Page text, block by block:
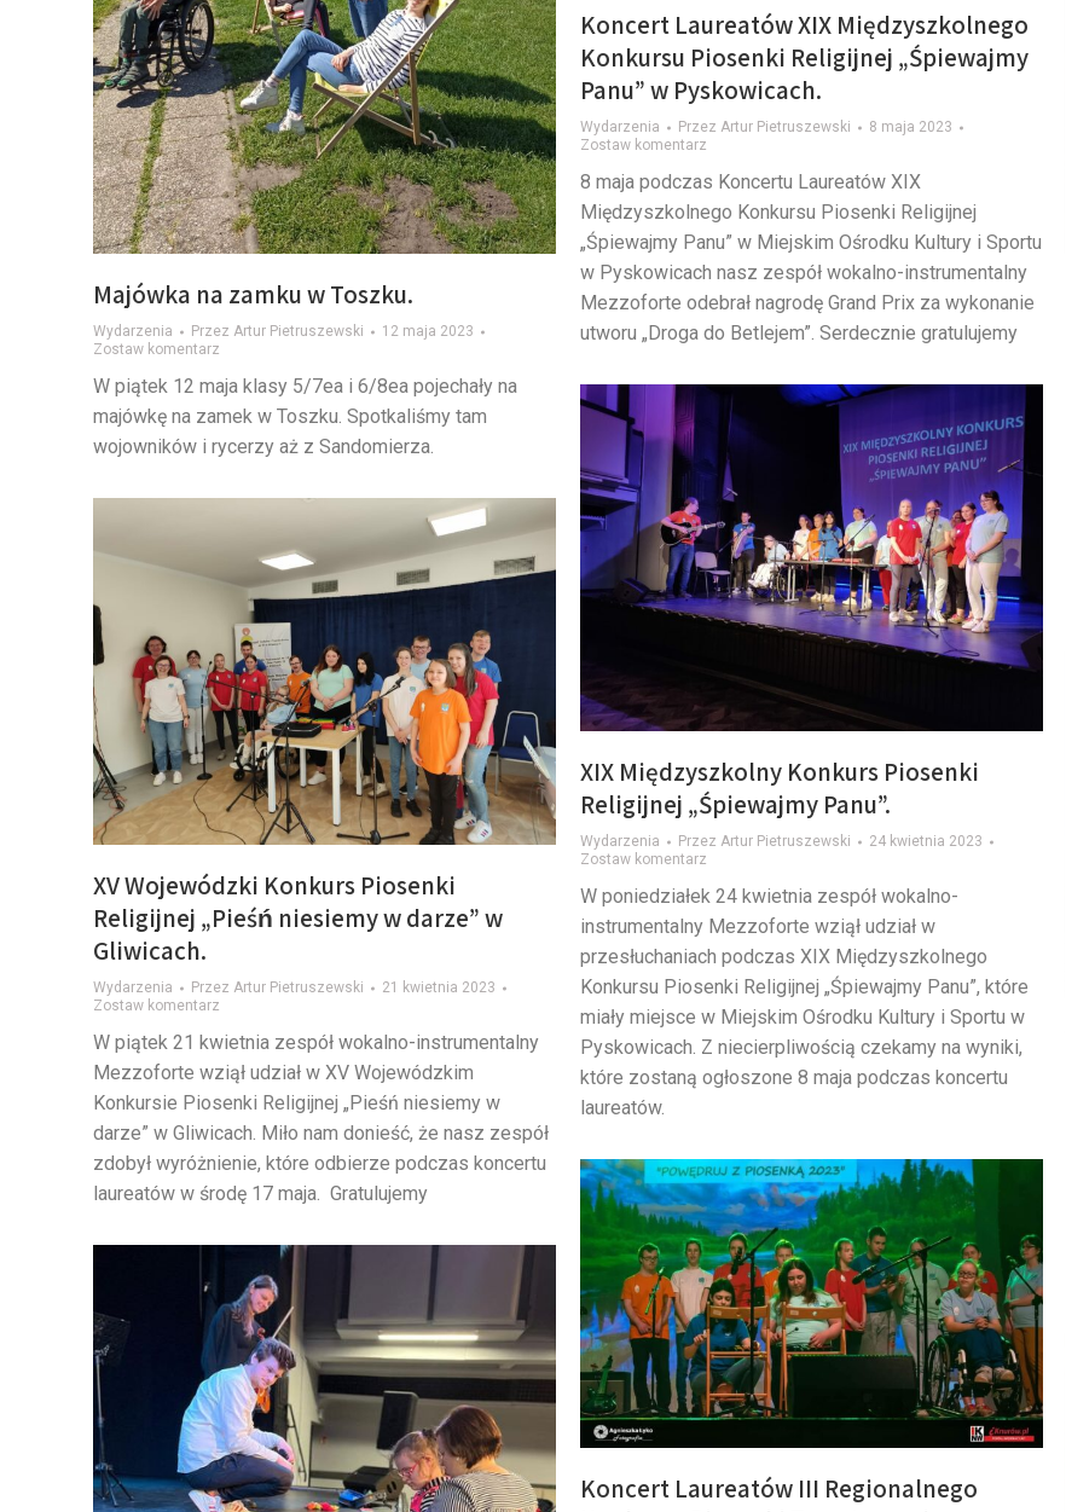
Majówka na zamku w Toszku.
Wydarzenia Przez Artur Pietruszewski
12 maja 2023
Zostaw komentarz
W piątek 12 maja klasy 5/7ea i 6/8ea pojechały na
majówkę na zamek w Toszku. Spotkaliśmy tam
wojowników i rycerzy aż z Sandomierza.
Koncert Laureatów XIX Międzyszkolnego
Konkursu Piosenki Religijnej „Śpiewajmy
Panu” w Pyskowicach.
Wydarzenia Przez Artur Pietruszewski
8 maja 2023
Zostaw komentarz
8 maja podczas Koncertu Laureatów XIX
Międzyszkolnego Konkursu Piosenki Religijnej
„Śpiewajmy Panu” w Miejskim Ośrodku Kultury i Sportu
w Pyskowicach nasz zespół wokalno-instrumentalny
Mezzoforte odebrał nagrodę Grand Prix za wykonanie
utworu „Droga do Betlejem”. Serdecznie gratulujemy
XIX Międzyszkolny Konkurs Piosenki
Religijnej „Śpiewajmy Panu”.
Wydarzenia Przez Artur Pietruszewski
24 kwietnia 2023
Zostaw komentarz
W poniedziałek 24 kwietnia zespół wokalno-
instrumentalny Mezzoforte wziął udział w
przesłuchaniach podczas XIX Międzyszkolnego
Konkursu Piosenki Religijnej „Śpiewajmy Panu”, które
miały miejsce w Miejskim Ośrodku Kultury i Sportu w
Pyskowicach. Z niecierpliwością czekamy na wyniki,
które zostaną ogłoszone 8 maja podczas koncertu
laureatów.
XV Wojewódzki Konkurs Piosenki
Religijnej „Pieśń niesiemy w darze” w
Gliwicach.
Wydarzenia Przez Artur Pietruszewski
21 kwietnia 2023
Zostaw komentarz
W piątek 21 kwietnia zespół wokalno-instrumentalny
Mezzoforte wziął udział w XV Wojewódzkim
Konkursie Piosenki Religijnej „Pieśń niesiemy w
darze” w Gliwicach. Miło nam donieść, że nasz zespół
zdobył wyróżnienie, które odbierze podczas koncertu
laureatów w środę 17 maja. Gratulujemy
Koncert Laureatów III Regionalnego